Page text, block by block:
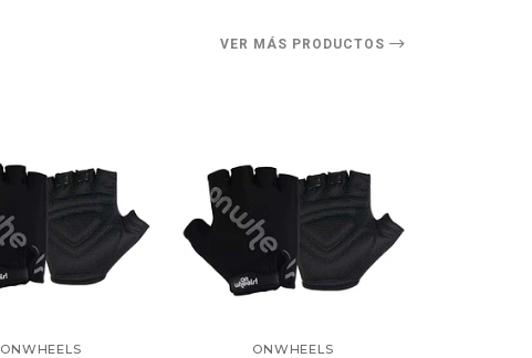
VER MÁS PRODUCTOS
ONWHEELS ONWHEELS